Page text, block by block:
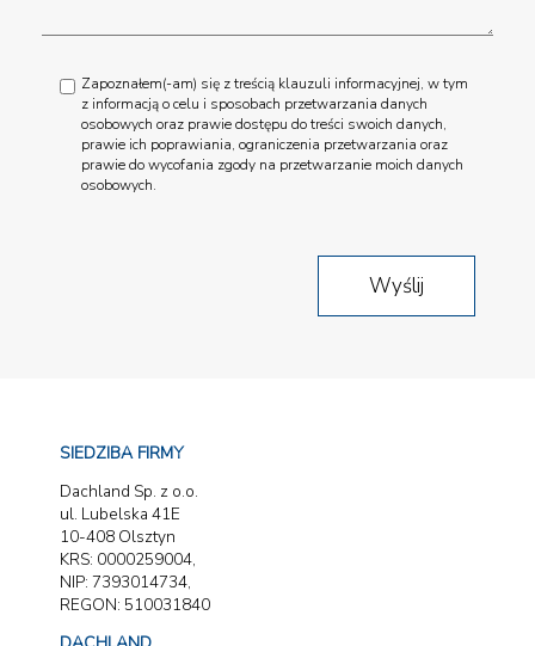
Zapoznałem(-am) się z treścią klauzuli informacyjnej, w tym
z informacją o celu i sposobach przetwarzania danych
osobowych oraz prawie dostępu do treści swoich danych,
prawie ich poprawiania, ograniczenia przetwarzania oraz
prawie do wycofania zgody na przetwarzanie moich danych
osobowych.
SIEDZIBA FIRMY
Dachland Sp. z o.o.
ul. Lubelska 41E
10-408 Olsztyn
KRS: 0000259004,
NIP: 7393014734,
REGON: 510031840